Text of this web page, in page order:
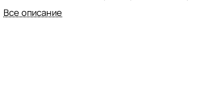
Все описание